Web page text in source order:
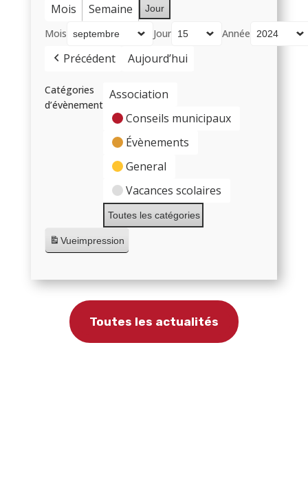
Mois Semaine Jour
Mois Jour Année
Précédent Aujourd’hui
Catégories
d’évènement
Association
Conseils municipaux
Évènements
General
Vacances scolaires
Toutes les catégories
Vueimpression
Toutes les actualités